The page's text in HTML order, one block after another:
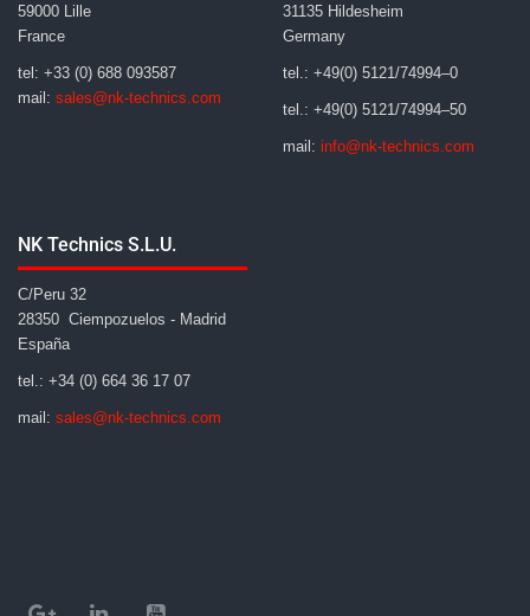
59000 Lille
France
tel: +33 (0) 688 093587
mail: sales@nk-technics.com
31135 Hildesheim
Germany
tel.: +49(0) 5121/74994–0
tel.: +49(0) 5121/74994–50
mail: info@nk-technics.com
NK Technics S.L.U.
C/Peru 32
28350 Ciempozuelos - Madrid
España
tel.: +34 (0) 664 36 17 07
mail: sales@nk-technics.com